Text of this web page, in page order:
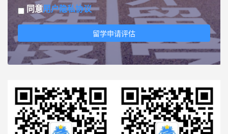
同意用户隐私协议
留学申请评估